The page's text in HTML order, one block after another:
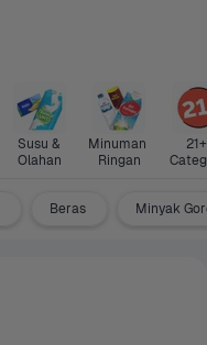
Susu &
Olahan
Minuman
Ringan
21+
Beras Minyak